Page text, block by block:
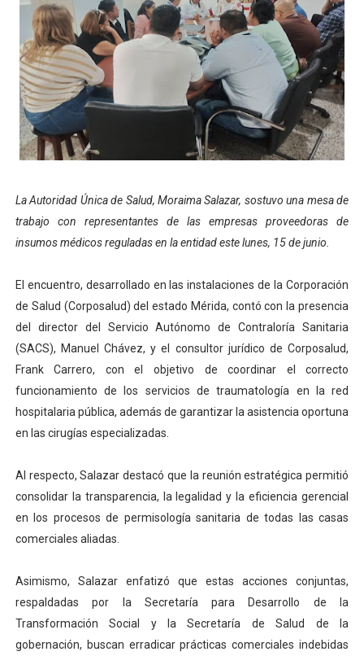
Corposalud inició talleres para aspirantes al curso de
Fortalecen formación académica de médicos en
Fortaleciendo la economía comunal en El Vigía con
Campo Elías consolida plan de bacheo en el sector La
El Lactario del Iahula celebra la Semana Mundial de la
Plan Vacacional "Venezuela Ríe 2026" brinda
Iniciación al yoga reúne a diversos clubes deportivos
Mincomunas impulsa el autogobierno en Mérida con
Expertos inspeccionan espacios del OAN para la
La Autoridad Única de Salud, Moraima Salazar, sostuvo una mesa de
trabajo con representantes de las empresas proveedoras de
insumos médicos reguladas en la entidad este lunes, 15 de junio.
El encuentro, desarrollado en las instalaciones de la Corporación
de Salud (Corposalud) del estado Mérida, contó con la presencia
del director del Servicio Autónomo de Contraloría Sanitaria
(SACS), Manuel Chávez, y el consultor jurídico de Corposalud,
Frank Carrero, con el objetivo de coordinar el correcto
funcionamiento de los servicios de traumatología en la red
hospitalaria pública, además de garantizar la asistencia oportuna
en las cirugías especializadas.
Al respecto, Salazar destacó que la reunión estratégica permitió
consolidar la transparencia, la legalidad y la eficiencia gerencial
en los procesos de permisología sanitaria de todas las casas
comerciales aliadas.
Asimismo, Salazar enfatizó que estas acciones conjuntas,
respaldadas por la Secretaría para Desarrollo de la
Transformación Social y la Secretaría de Salud de la
gobernación, buscan erradicar prácticas comerciales indebidas